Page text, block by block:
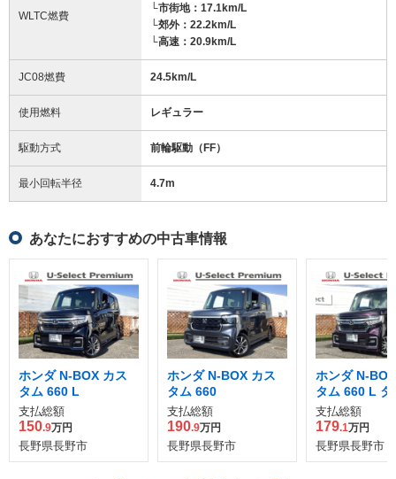
WLTC燃費
└市街地：17.1km/L
└郊外：22.2km/L
└高速：20.9km/L
JC08燃費 24.5km/L
使用燃料 レギュラー
駆動方式 前輪駆動（FF）
最小回転半径 4.7m
あなたにおすすめの中古車情報
ホンダ N-BOX カス
タム 660 L
支払総額
150.9万円
長野県長野市
ホンダ N-BOX カス
タム 660
支払総額
190.9万円
長野県長野市
ホンダ N-
タム 660 L タ
WD
支払総額
179.1万円
長野県長野市